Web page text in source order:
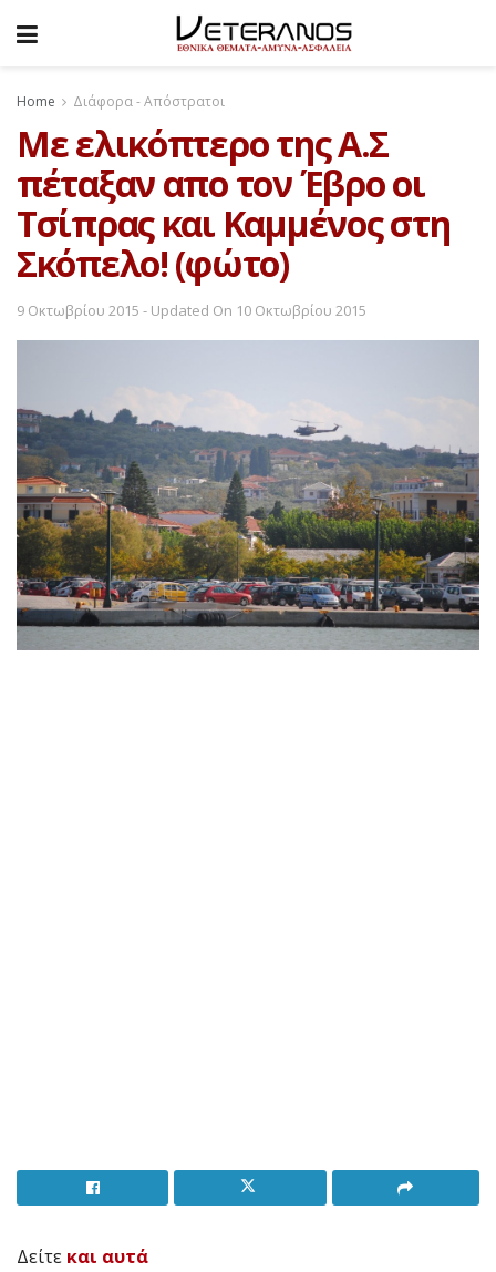
Home Διάφορα - Απόστρατοι
Με ελικόπτερο της Α.Σ
πέταξαν απο τον Έβρο οι
Τσίπρας και Καμμένος στη
Σκόπελο! (φώτο)
9 Οκτωβρίου 2015 - Updated On 10 Οκτωβρίου 2015
Δείτε και αυτά